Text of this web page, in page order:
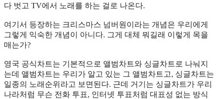
다 벗고 TV에서 노래를 하는 걸로 나온다.
여기서 등장하는 크리스마스 넘버원이라는 개념은 우리에게
그렇게 익숙한 개념이 아니다. 그게 대체 뭐길래 이렇게 목을
매는가?
영국 공식차트는 기본적으로 앨범차트와 싱글차트로 나눠지
는데 앨범차트는 우리가 알고 있는 그 앨범차트고, 싱글차트는
일종의 노래순위라고 보면된다. 근데 거기는 싱글차트가 우리
나라처럼 무슨 전화 투표, 인터넷 투표처럼 대표성 없는 방식